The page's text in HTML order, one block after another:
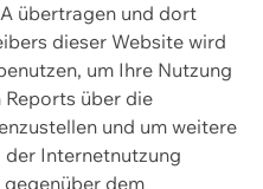
übertragen und dort
dieser Website wird
um Ihre Nutzung
Reports über die
und um weitere
Internetnutzung
dem